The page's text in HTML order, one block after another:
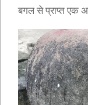
बगल से प्राप्त एक